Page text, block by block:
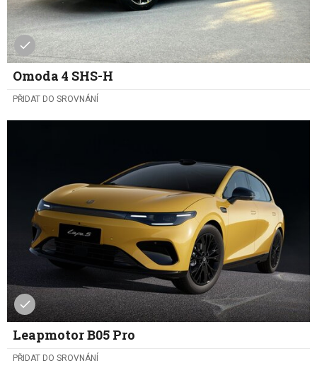
Omoda 4 SHS-H
PŘIDAT DO SROVNÁNÍ
Leapmotor B05 Pro
PŘIDAT DO SROVNÁNÍ